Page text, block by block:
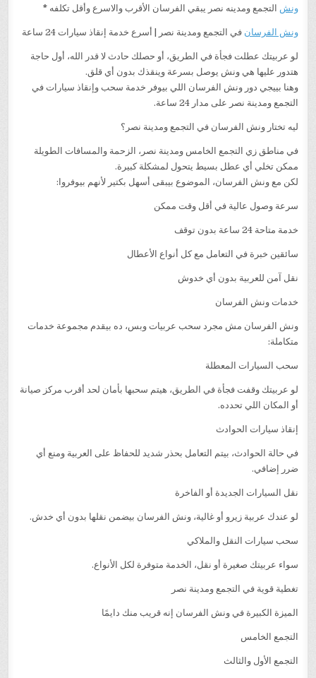
ونش التجمع ومدينه نصر يبقي الفرسان الأقرب والاسرع وأقل تكلفه*
ونش الفرسان في التجمع ومدينة نصر | أسرع خدمة إنقاذ سيارات 24 ساعة
لو عربيتك عطلت فجأة في الطريق، أو حصلك حادث لا قدر الله، أول حاجة
هتدور عليها هي ونش يوصل بسرعة وينقذك بدون أي قلق.
وهنا بييجي دور ونش الفرسان اللي بيوفر خدمة سحب وإنقاذ سيارات في
التجمع ومدينة نصر على مدار 24 ساعة.
ليه تختار ونش الفرسان في التجمع ومدينة نصر؟
في مناطق زي التجمع الخامس ومدينة نصر، الزحمة والمسافات الطويلة
ممكن تخلي أي عطل بسيط يتحول لمشكلة كبيرة.
لكن مع ونش الفرسان، الموضوع بيبقى أسهل بكتير لأنهم بيوفروا:
سرعة وصول عالية في أقل وقت ممكن
خدمة متاحة 24 ساعة بدون توقف
سائقين خبرة في التعامل مع كل أنواع الأعطال
نقل آمن للعربية بدون أي خدوش
خدمات ونش الفرسان
ونش الفرسان مش مجرد سحب عربيات وبس، ده بيقدم مجموعة خدمات
متكاملة:
سحب السيارات المعطلة
لو عربيتك وقفت فجأة في الطريق، هيتم سحبها بأمان لحد أقرب مركز صيانة
أو المكان اللي تحدده.
إنقاذ سيارات الحوادث
في حالة الحوادث، بيتم التعامل بحذر شديد للحفاظ على العربية ومنع أي
ضرر إضافي.
نقل السيارات الجديدة أو الفاخرة
لو عندك عربية زيرو أو غالية، ونش الفرسان بيضمن نقلها بدون أي خدش.
سحب سيارات النقل والملاكي
سواء عربيتك صغيرة أو نقل، الخدمة متوفرة لكل الأنواع.
تغطية قوية في التجمع ومدينة نصر
الميزة الكبيرة في ونش الفرسان إنه قريب منك دايمًا
التجمع الخامس
التجمع الأول والثالث